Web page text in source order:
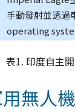
手動發射並透過
operating
表1. 印度自主
無人